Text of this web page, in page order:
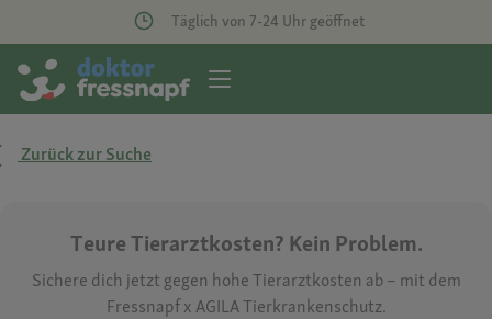
Täglich von 7-24 Uhr geöffnet
Zurück zur Suche
Teure Tierarztkosten? Kein Problem.
Sichere dich jetzt gegen hohe Tierarztkosten ab – mit dem
Fressnapf x AGILA Tierkrankenschutz.